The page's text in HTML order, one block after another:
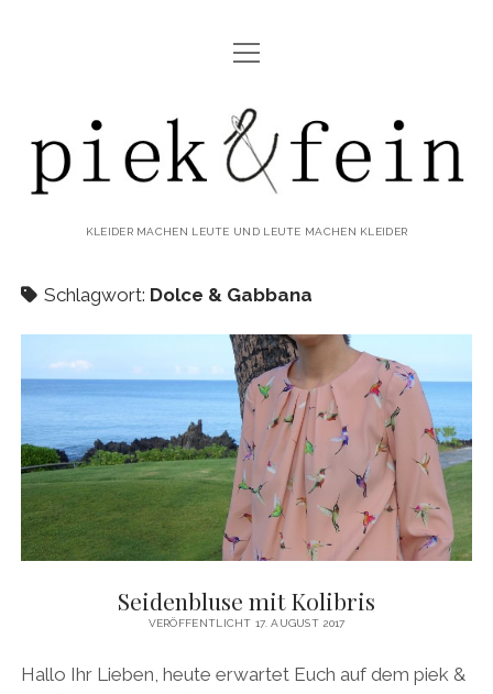
ABOUT
IMPRESSUM & DATENSCHUTZ
Menü
öffnen
piek&fein
KLEIDER MACHEN LEUTE UND LEUTE MACHEN KLEIDER
Schlagwort: Dolce & Gabbana
Seidenbluse mit Kolibris
VERÖFFENTLICHT 17. AUGUST 2017
Hallo Ihr Lieben, heute erwartet Euch auf dem piek &